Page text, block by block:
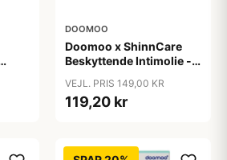
DOOMOO
Doomoo x ShinnCare
Beskyttende Intimolie -
VEJL. PRIS 149,00 KR
119,20 kr